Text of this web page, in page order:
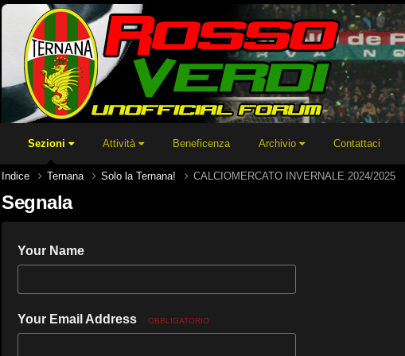
Sezioni Attività Beneficenza Archivio Contattaci
Indice Ternana Solo la Ternana! CALCIOMERCATO INVERNALE 2024/2025
Segnala
Your Name
Your Email Address OBBLIGATORIO